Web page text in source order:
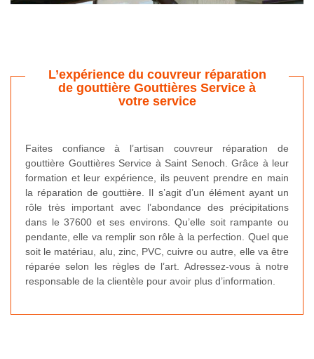
L’expérience du couvreur réparation
de gouttière Gouttières Service à
votre service
Faites confiance à l’artisan couvreur réparation de
gouttière Gouttières Service à Saint Senoch. Grâce à leur
formation et leur expérience, ils peuvent prendre en main
la réparation de gouttière. Il s’agit d’un élément ayant un
rôle très important avec l’abondance des précipitations
dans le 37600 et ses environs. Qu’elle soit rampante ou
pendante, elle va remplir son rôle à la perfection. Quel que
soit le matériau, alu, zinc, PVC, cuivre ou autre, elle va être
réparée selon les règles de l’art. Adressez-vous à notre
responsable de la clientèle pour avoir plus d’information.